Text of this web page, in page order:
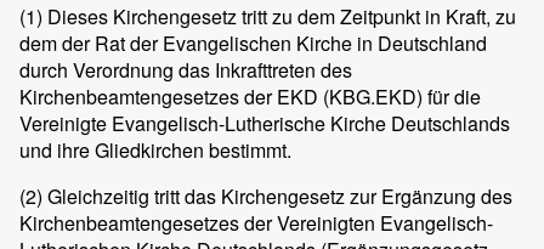
(1) Dieses Kirchengesetz tritt zu dem Zeitpunkt in Kraft, zu
dem der Rat der Evangelischen Kirche in Deutschland
durch Verordnung das Inkrafttreten des
Kirchenbeamtengesetzes der EKD (KBG.EKD) für die
Vereinigte Evangelisch-Lutherische Kirche Deutschlands
und ihre Gliedkirchen bestimmt.
(2) Gleichzeitig tritt das Kirchengesetz zur Ergänzung des
Kirchenbeamtengesetzes der Vereinigten Evangelisch-